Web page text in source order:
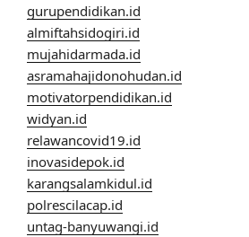
gurupendidikan.id
almiftahsidogiri.id
mujahidarmada.id
asramahajidonohudan.id
motivatorpendidikan.id
widyan.id
relawancovid19.id
inovasidepok.id
karangsalamkidul.id
polrescilacap.id
untag-banyuwangi.id